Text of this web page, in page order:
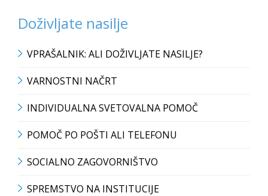
Doživljate nasilje
VPRAŠALNIK: ALI DOŽIVLJATE NASILJE?
VARNOSTNI NAČRT
INDIVIDUALNA SVETOVALNA POMOČ
POMOČ PO POŠTI ALI TELEFONU
SOCIALNO ZAGOVORNIŠTVO
SPREMSTVO NA INSTITUCIJE